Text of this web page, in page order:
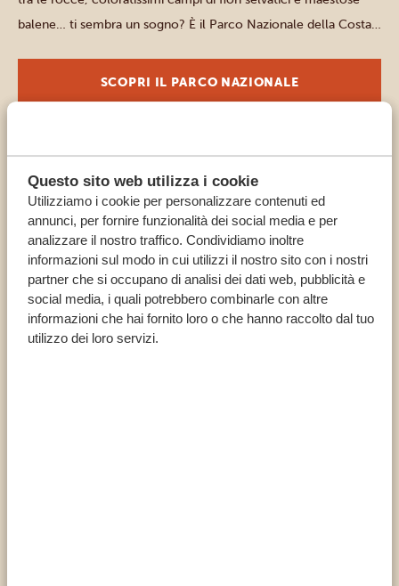
Questo sito web utilizza i cookie
Utilizziamo i cookie per personalizzare contenuti ed
annunci, per fornire funzionalità dei social media e per
analizzare il nostro traffico. Condividiamo inoltre
informazioni sul modo in cui utilizzi il nostro sito con i nostri
partner che si occupano di analisi dei dati web, pubblicità e
social media, i quali potrebbero combinarle con altre
informazioni che hai fornito loro o che hanno raccolto dal tuo
utilizzo dei loro servizi.
balene… ti sembra un sogno? È il Parco Nazionale della Costa
km2, costeggiato a ovest dall’Oceano Atlantico per una
lunghezza di ben […]
SCOPRI IL PARCO NAZIONALE
Altri parchi e luoghi
TSHWANE (EX PRETORIA)
Tshwane (ex Pretoria) è una vivace città multiculturale con
strade pulite e asfaltate, grattacieli e tanta storia. I suoi
numerosi punti di riferimento storici rendono questa città una
tappa obbligata per chiunque voglia saperne di più sul
complesso passato del Sudafrica. Dall’epoca coloniale alla
lotta contro l’apartheid, le visite della città e i musei ti […]